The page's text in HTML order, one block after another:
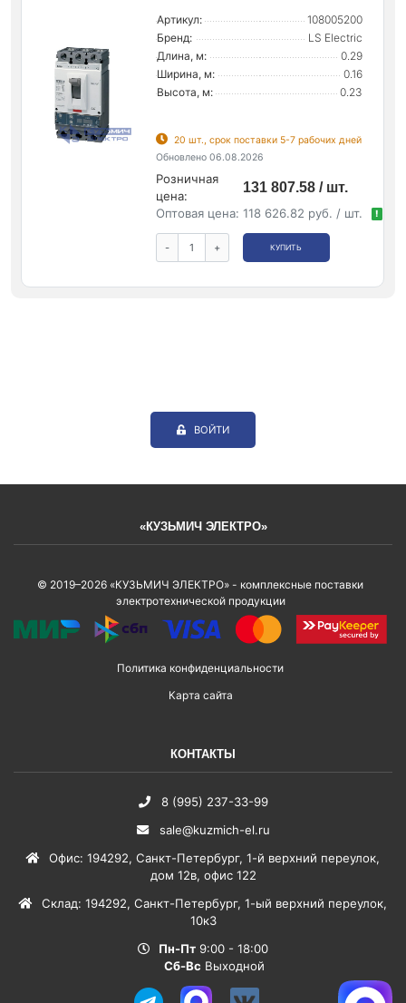
Артикул:
108005200
Бренд:
LS Electric
Длина, м:
0.29
Ширина, м:
0.16
Высота, м:
0.23
20 шт., срок поставки 5-7 рабочих дней
Обновлено 06.08.2026
Розничная
цена:
131 807.58 / шт.
Оптовая цена: 118 626.82 руб. / шт. !
- + КУПИТЬ
ВОЙТИ
«КУЗЬМИЧ ЭЛЕКТРО»
© 2019–2026 «КУЗЬМИЧ ЭЛЕКТРО» - комплексные поставки
электротехнической продукции
Политика конфиденциальности
Карта сайта
КОНТАКТЫ
8 (995) 237-33-99
sale@kuzmich-el.ru
Офис: 194292, Санкт-Петербург, 1-й верхний переулок,
дом 12в, офис 122
Склад: 194292, Санкт-Петербург, 1-ый верхний переулок,
10к3
Пн-Пт 9:00 - 18:00
Сб-Вс Выходной